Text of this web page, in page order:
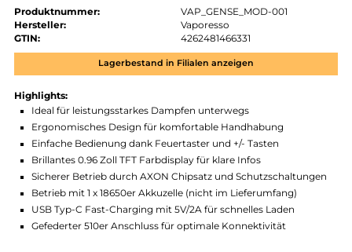
In den Warenkorb
Zum Merkzettel hinzufügen
Hersteller:
GTIN: 4262481466331
Lagerbestand in Filialen anzeigen
Highlights:
Ideal für leistungsstarkes Dampfen unterwegs
Ergonomisches Design für komfortable Handhabung
Einfache Bedienung dank Feuertaster und +/- Tasten